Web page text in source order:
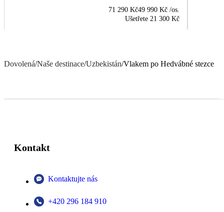
71 290 Kč49 990 Kč /os.
Ušetřete 21 300 Kč
Dovolená/Naše destinace/Uzbekistán/Vlakem po Hedvábné stezce
Kontakt
Kontaktujte nás
+420 296 184 910